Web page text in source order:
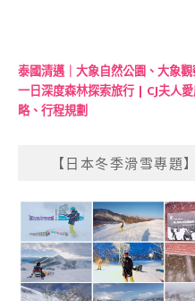
泰國清邁｜大象自然公園、大象
一日深度森林探索旅行 | CJ夫人
略、行程規劃
【日本冬季滑雪專